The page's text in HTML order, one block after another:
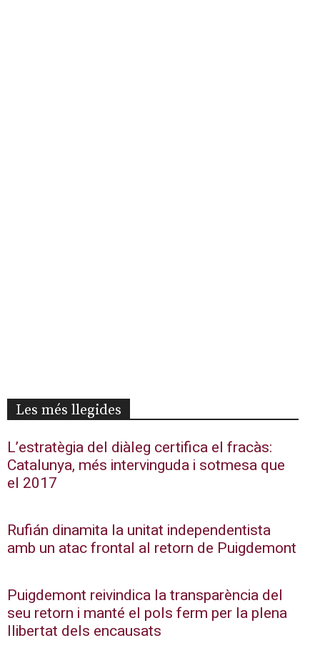
Les més llegides
L’estratègia del diàleg certifica el fracàs:
Catalunya, més intervinguda i sotmesa que
el 2017
Rufián dinamita la unitat independentista
amb un atac frontal al retorn de Puigdemont
Puigdemont reivindica la transparència del
seu retorn i manté el pols ferm per la plena
llibertat dels encausats